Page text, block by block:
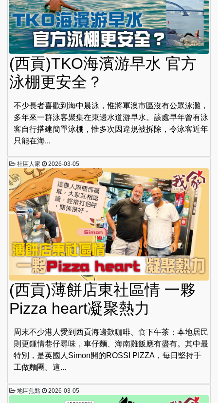
(西貢)TKO海濱游早水 官方
泳棚更安全？
不少長者喜歡到海中晨泳，惟將軍澳市區沒有公眾泳灘，
多年來一群泳客聚集在東邊水道游早水。該處早年曾有泳
客自行搭建簡單泳棚，惟多次因違規被拆除，令泳客近年
只能在海...
社區人家 2026-03-05
(西貢)薄餅店東社區情 一夥
Pizza heart凝聚熱力
周末不少港人愛到西貢海邊歎咖啡、食下午茶；本地居民
則更鍾情巷仔尋味，車仔麵、海南雞飯應有盡有。其中最
特別，是英國人Simon開的ROSSI PIZZA，每日堅持手
工做麵團。這...
地區焦點 2026-03-05